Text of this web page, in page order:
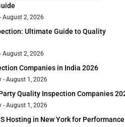
August 2, 2026
Ultimate Guide to Quality
August 2, 2026
Companies in India 2026
August 1, 2026
Quality Inspection Companies
August 1, 2026
Hosting in New York for Performance